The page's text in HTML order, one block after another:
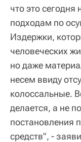
что это сегодня
подходам по
Издержки,
человеческих
но даже
несем ввиду
колоссальные.
делается, а не
постановления
средств", -